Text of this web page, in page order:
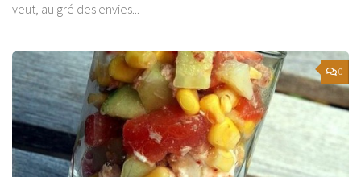
veut, au gré des envies...
0